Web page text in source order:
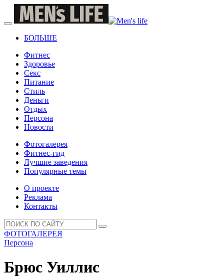
БОЛЬШЕ
Фитнес
Здоровье
Секс
Питание
Стиль
Деньги
Отдых
Персона
Новости
Фотогалерея
Фитнес-гид
Лучшие заведения
Популярные темы
О проекте
Реклама
Контакты
ФОТОГАЛЕРЕЯ
Персона
Брюс Уиллис